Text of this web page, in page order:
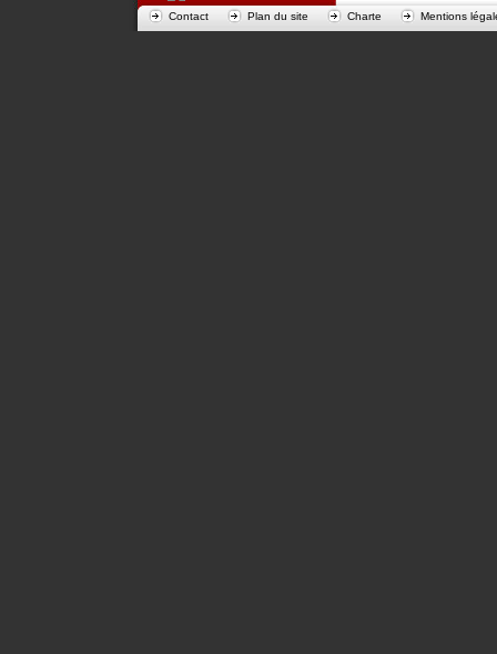
Contact Plan du site Charte Mentions